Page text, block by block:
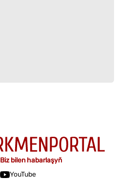
Biz bilen habarlaşyň
YouTube